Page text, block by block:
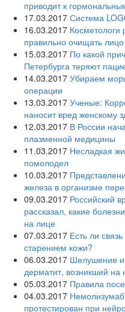
приводит к
17.03.2017 Система
16.03.2017 Косметологи
правильно очищать лицо
15.03.2017 По какой
Петербурга теряют
14.03.2017 Убираем
операции
13.03.2017 Ученые:
наносит вред женскому
12.03.2017 В России
плазменной медицины
11.03.2017 Несладкая
помолодел
10.03.2017
железа в организме
09.03.2017 Российский
рассказал, какие
на лице
07.03.2017 Есть ли
старением кожи?
06.03.2017 Шелушение и
дерматит, возникший на
05.03.2017 Правила
04.03.2017
протестирован при